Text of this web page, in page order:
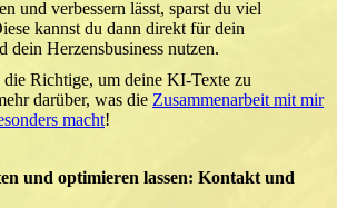
und verbessern lässt, sparst du viel
kannst du dann direkt für dein
dein Herzensbusiness nutzen.
Richtige, um deine KI-Texte zu
darüber, was die Zusammenarbeit mit mir
macht!
und optimieren lassen: Kontakt und